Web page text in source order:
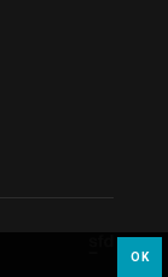
OK